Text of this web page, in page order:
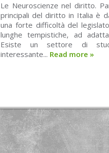
Le Neuroscienze nel diritto.
principali del diritto in Italia è
una forte difficoltà del
lunghe tempistiche, ad
Esiste un settore di studi
interessante... Read more »